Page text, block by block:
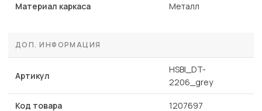
Материал каркаса Металл
ДОП. ИНФОРМАЦИЯ
Артикул
HSBI_DT-
2206_grey
Код товара 1207697